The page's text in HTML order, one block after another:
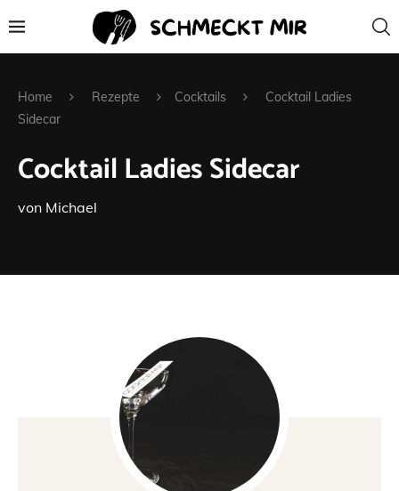
Home Rezepte Cocktails
Cocktail Ladies
Sidecar
Cocktail Ladies Sidecar
von Michael